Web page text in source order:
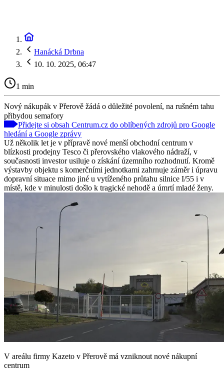
Hanácká Drbna
10. 10. 2025, 06:47
1 min
Nový nákupák v Přerově žádá o důležité povolení, na rušném tahu
přibydou semafory
Přidejte si obsah Centrum.cz do oblíbených zdrojů pro Google
hledání a Google zprávy
Už několik let je v přípravě nové menší obchodní centrum v
blízkosti prodejny Tesco či přerovského vlakového nádraží, v
současnosti investor usiluje o získání územního rozhodnutí. Kromě
výstavby objektu s komerčními jednotkami zahrnuje záměr i úpravu
dopravní situace mimo jiné u vytíženého průtahu silnice I/55 i v
místě, kde v minulosti došlo k tragické nehodě a úmrtí mladé ženy.
V areálu firmy Kazeto v Přerově má vzniknout nové nákupní
centrum